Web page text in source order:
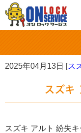
2025年04月13日 [ス
スズキ
スズキ アルト 紛失